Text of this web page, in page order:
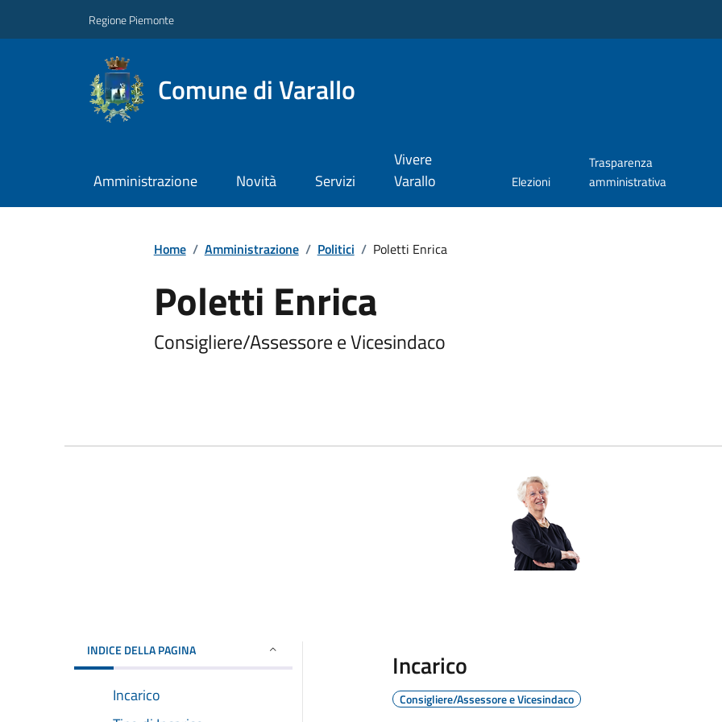
Regione Piemonte
Comune di Varallo
Amministrazione Novità Servizi
Vivere
Varallo
Elezioni
Trasparenza
amministrativa
Home / Amministrazione / Politici / Poletti Enrica
Poletti Enrica
Consigliere/Assessore e Vicesindaco
INDICE DELLA PAGINA
Incarico
Incarico
Consigliere/Assessore e Vicesindaco